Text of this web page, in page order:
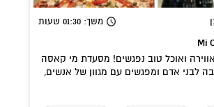
משך: 01:30 שעות
ואוכל טוב נפגשים! מסעדת מי קאסה
לבני אדם ומפגשים עם מגוון של אנשים,